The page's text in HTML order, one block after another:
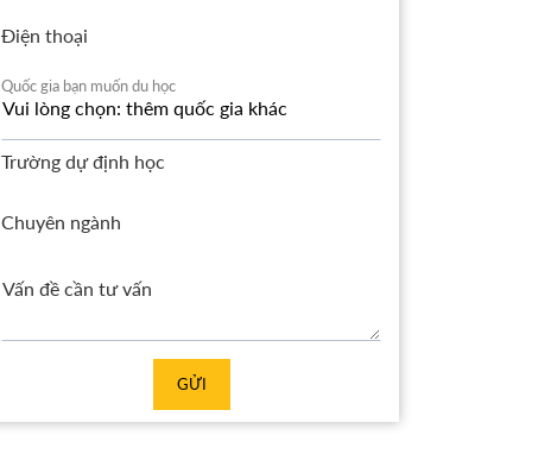
Điện thoại
Quốc gia bạn muốn du học
Trường dự định học
Chuyên ngành
GỬI